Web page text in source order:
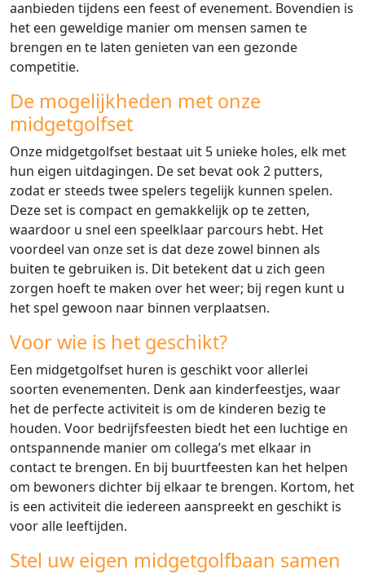
aanbieden tijdens een feest of evenement. Bovendien is
het een geweldige manier om mensen samen te
brengen en te laten genieten van een gezonde
competitie.
De mogelijkheden met onze
midgetgolfset
Onze midgetgolfset bestaat uit 5 unieke holes, elk met
hun eigen uitdagingen. De set bevat ook 2 putters,
zodat er steeds twee spelers tegelijk kunnen spelen.
Deze set is compact en gemakkelijk op te zetten,
waardoor u snel een speelklaar parcours hebt. Het
voordeel van onze set is dat deze zowel binnen als
buiten te gebruiken is. Dit betekent dat u zich geen
zorgen hoeft te maken over het weer; bij regen kunt u
het spel gewoon naar binnen verplaatsen.
Voor wie is het geschikt?
Een midgetgolfset huren is geschikt voor allerlei
soorten evenementen. Denk aan kinderfeestjes, waar
het de perfecte activiteit is om de kinderen bezig te
houden. Voor bedrijfsfeesten biedt het een luchtige en
ontspannende manier om collega’s met elkaar in
contact te brengen. En bij buurtfeesten kan het helpen
om bewoners dichter bij elkaar te brengen. Kortom, het
is een activiteit die iedereen aanspreekt en geschikt is
voor alle leeftijden.
Stel uw eigen midgetgolfbaan samen